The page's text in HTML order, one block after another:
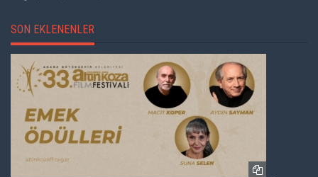
SON EKLENENLER